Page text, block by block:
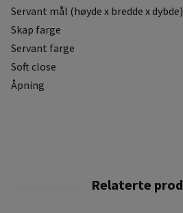
Servant mål (høyde x bredde x dybde)
Skap farge
Servant farge
Soft close
Åpning